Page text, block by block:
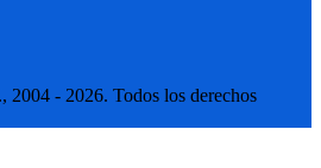
- 2026. Todos los derechos